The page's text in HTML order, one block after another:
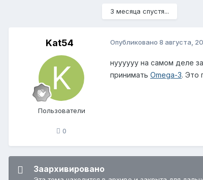
3 месяца спустя...
Kat54
Пользователи
0
Опубликовано 8 августа,
нуууууу на самом деле
принимать Omega-3. Это
Заархивировано